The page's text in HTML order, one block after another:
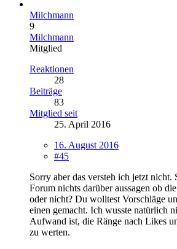
Milchmann
9
Milchmann
Mitglied
Reaktionen
28
Beiträge
83
Mitglied seit
25. April 2016
16. August 2016
#45
Sorry aber das versteh ich jetzt nicht.
Forum nichts darüber aussagen ob
oder nicht? Du wolltest Vorschläge
einen gemacht. Ich wusste natürlich
Aufwand ist, die Ränge nach Likes
zu werten.